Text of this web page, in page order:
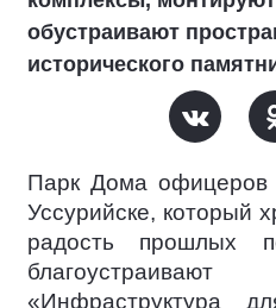
обустраивают
исторического
Парк Дома офицеров
Уссурийске, который
радость прошлых
«Инфраструктура